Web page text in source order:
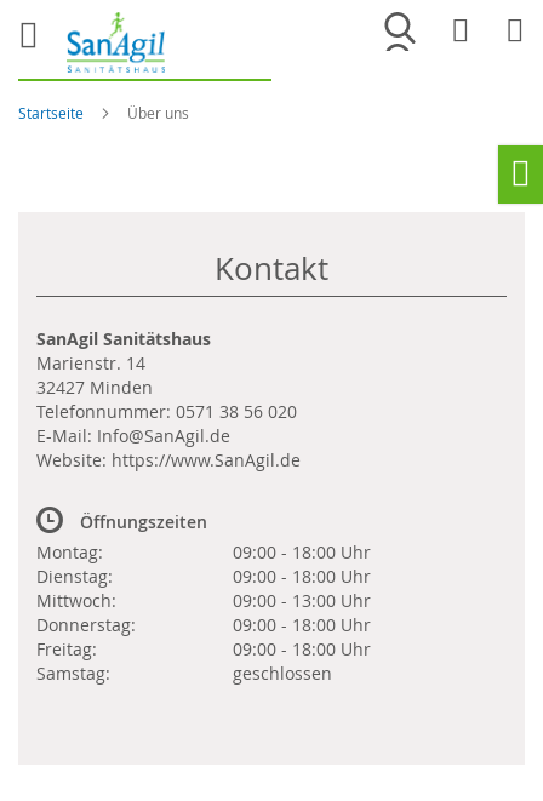
Merkliste
Startseite Über uns
Kontakt
SanAgil Sanitätshaus
Marienstr. 14
32427 Minden
Telefonnummer: 0571 38 56 020
E-Mail: Info@SanAgil.de
Website: https://www.SanAgil.de
Öffnungszeiten
Montag:
09:00 - 18:00 Uhr
Dienstag:
09:00 - 18:00 Uhr
Mittwoch:
09:00 - 13:00 Uhr
Donnerstag:
09:00 - 18:00 Uhr
Freitag:
09:00 - 18:00 Uhr
Samstag:
geschlossen